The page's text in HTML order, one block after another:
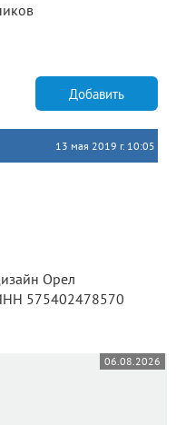
Добавить
13 мая 2019 г. 10:05
575402478570
06.08.2026